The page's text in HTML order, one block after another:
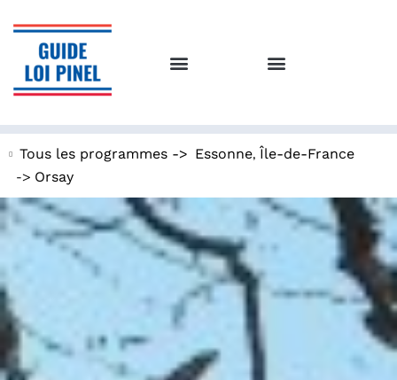
Tous les programmes -> Essonne, Île-de-France
-> Orsay